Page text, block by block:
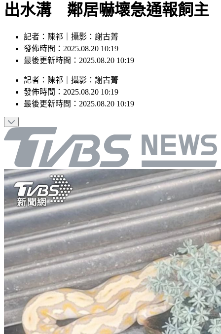
出水溝 鄰居嚇壞急通報飼主
記者：陳祁｜攝影：謝古菁
發佈時間：2025.08.20 10:19
最後更新時間：2025.08.20 10:19
記者 ： 陳祁 攝影 ： 謝古菁
發佈時間： 2025.08.20 10:19
最後更新時間： 2025.08.20 10:19